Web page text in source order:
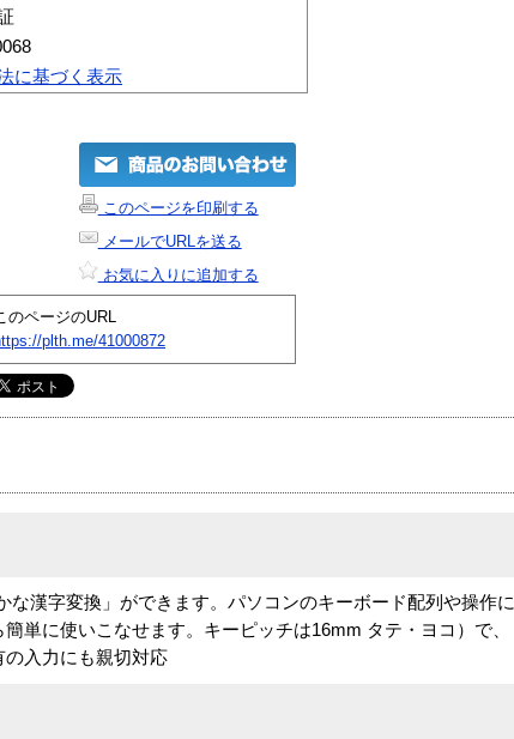
に基づく表示
このページを印刷する
メールでURLを送る
お気に入りに追加する
のページのURL
plth.me/41000872
漢字変換」ができます。パソコンのキーボード配列や操作に
単に使いこなせます。キーピッチは16mm タテ・ヨコ）で、
入力にも親切対応